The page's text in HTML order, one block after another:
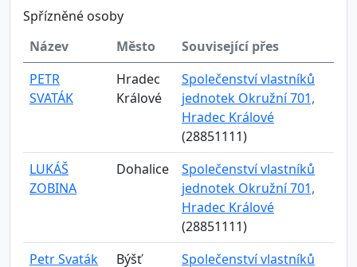
Spřízněné osoby
Název
Město
Související přes
PETR
SVATÁK
Hradec
Králové
Společenství vlastníků
jednotek Okružní 701,
Hradec Králové
(28851111)
LUKÁŠ
ZOBINA
Dohalice
Společenství vlastníků
jednotek Okružní 701,
Hradec Králové
(28851111)
Petr Svaták
Býšť
Společenství vlastníků